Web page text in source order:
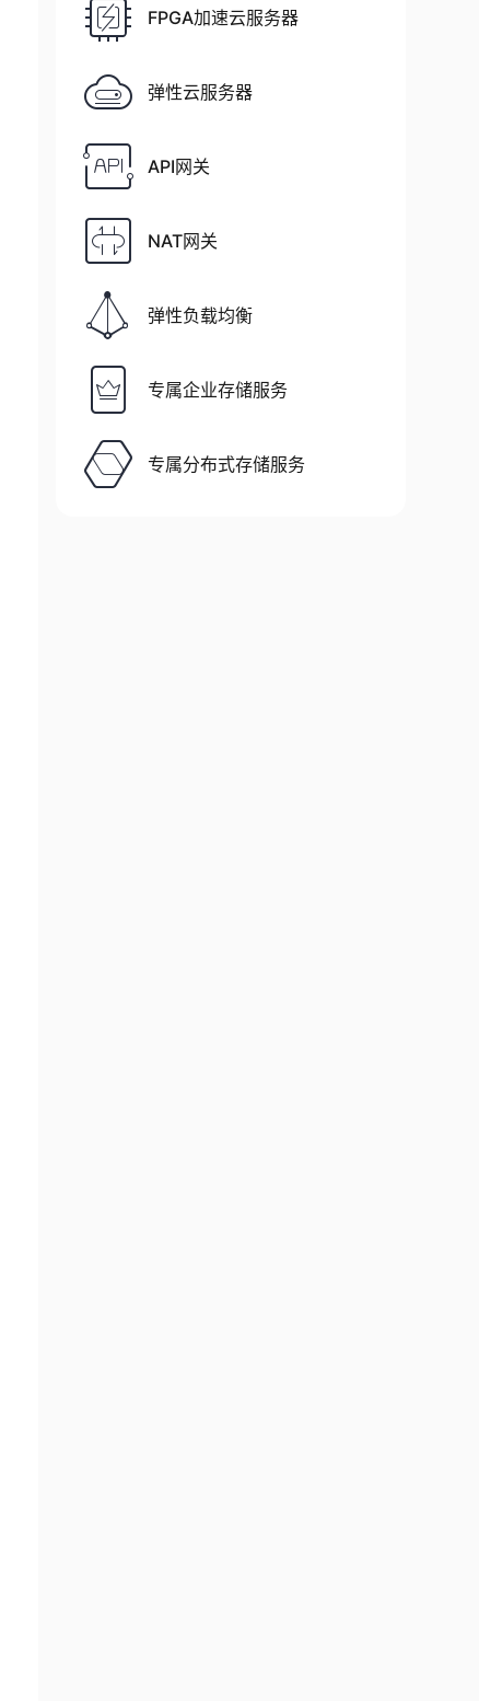
FPGA加速云服务器
弹性云服务器
API网关
NAT网关
弹性负载均衡
专属企业存储服务
专属分布式存储服务